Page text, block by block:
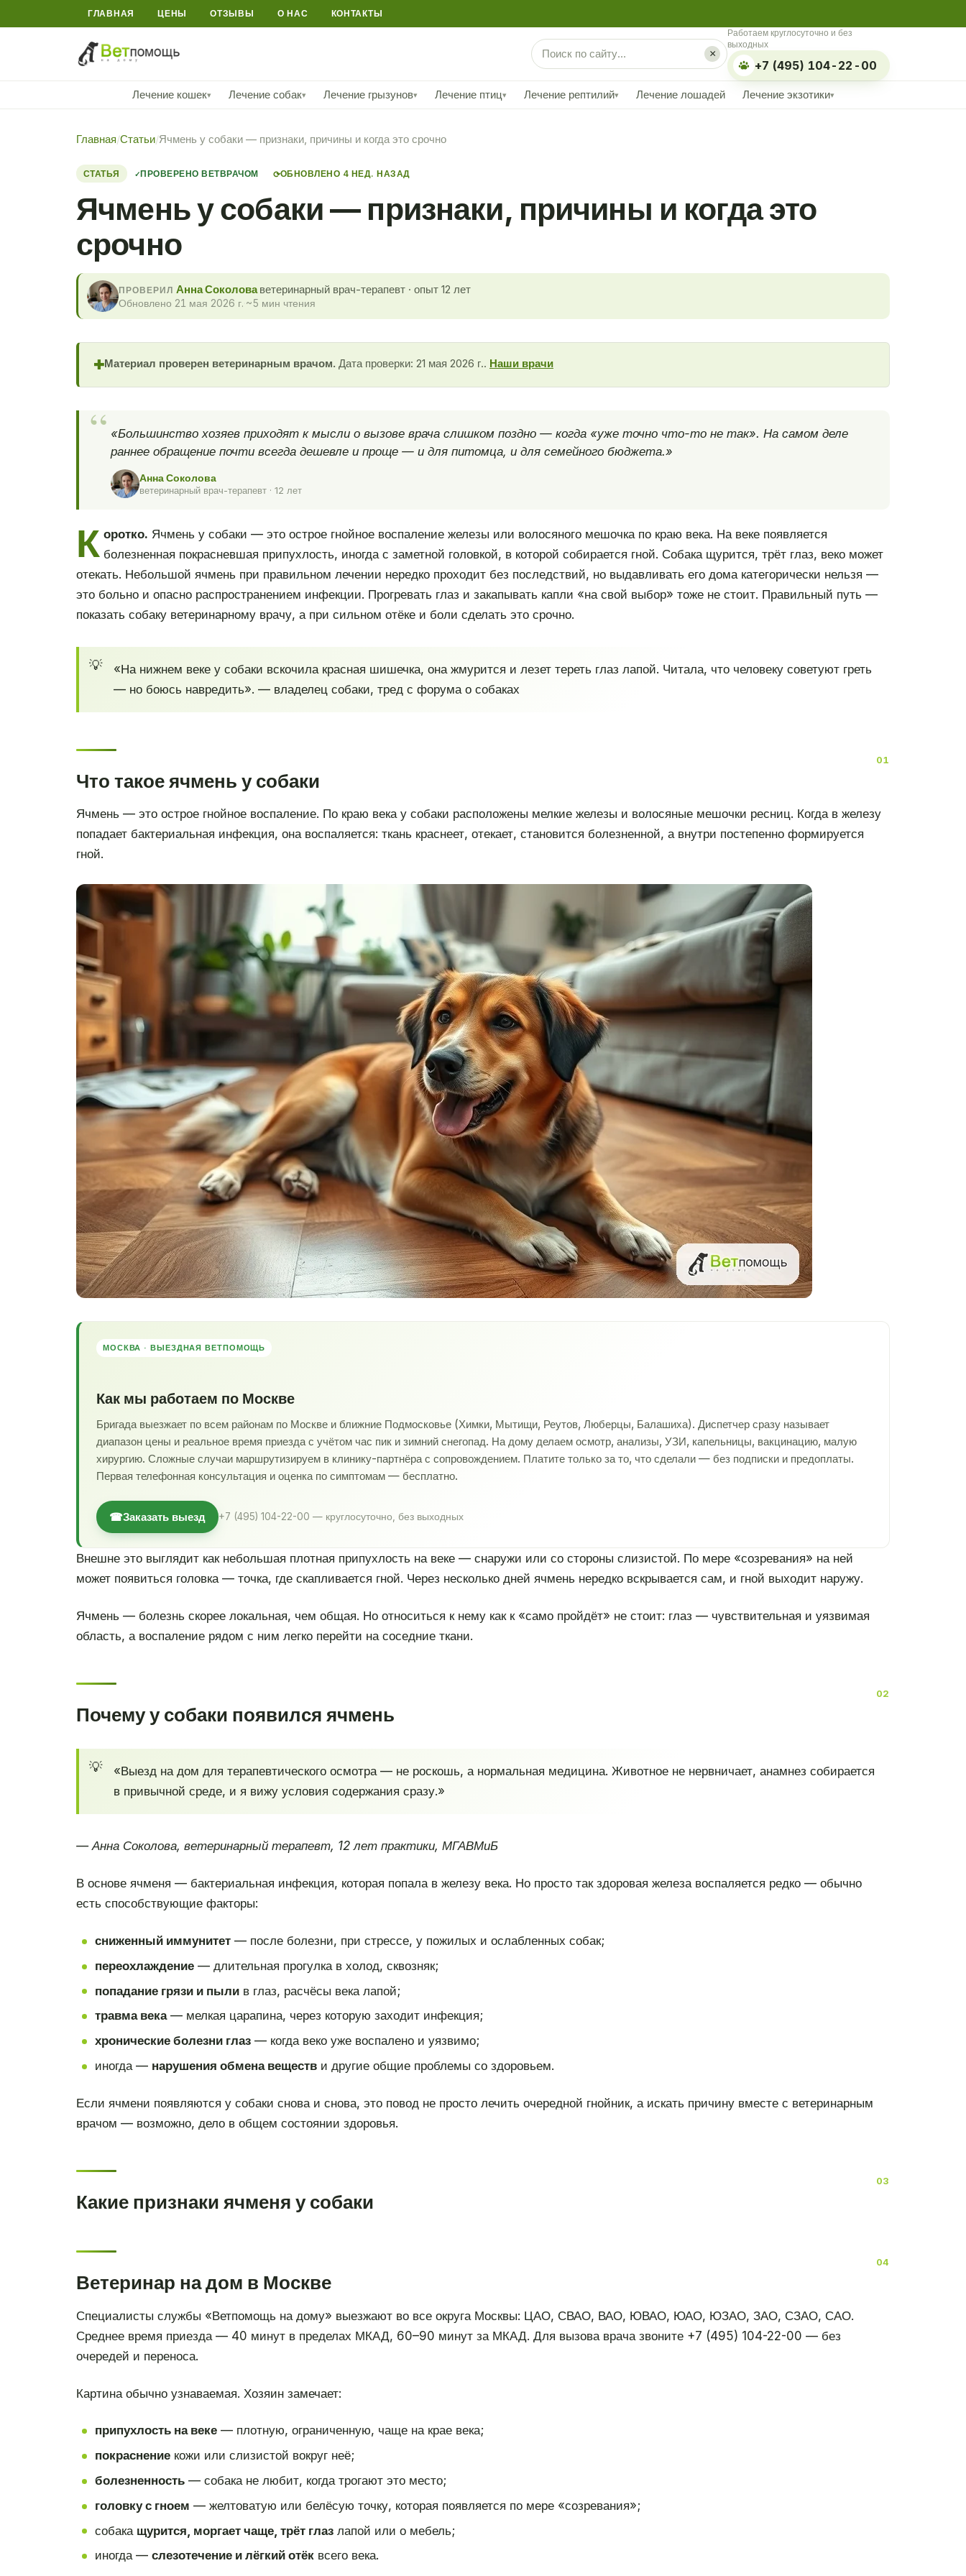
ГЛАВНАЯ ЦЕНЫ ОТЗЫВЫ О НАС КОНТАКТЫ
×
Работаем круглосуточно и без
выходных
+7 (495) 104-22-00
Лечение кошек▾ Лечение собак▾ Лечение грызунов▾ Лечение птиц▾ Лечение рептилий▾ Лечение лошадей Лечение экзотики▾
Главная/Статьи/Ячмень у собаки — признаки, причины и когда это срочно
СТАТЬЯ ПРОВЕРЕНО ВЕТВРАЧОМ ⟳ОБНОВЛЕНО 4 НЕД. НАЗАД
Ячмень у собаки — признаки, причины и когда это
срочно
ПРОВЕРИЛ Анна Соколоваветеринарный врач-терапевт · опыт 12 лет
Обновлено 21 мая 2026 г. ~5 мин чтения
✚Материал проверен ветеринарным врачом. Дата проверки: 21 мая 2026 г.. Наши врачи
«Большинство хозяев приходят к мысли о вызове врача слишком поздно — когда «уже точно что-то не так». На самом деле
раннее обращение почти всегда дешевле и проще — и для питомца, и для семейного бюджета.»
Анна Соколова
ветеринарный врач-терапевт · 12 лет
К оротко. Ячмень у собаки — это острое гнойное воспаление железы или волосяного мешочка по краю века. На веке появляется
болезненная покрасневшая припухлость, иногда с заметной головкой, в которой собирается гной. Собака щурится, трёт глаз, веко может
отекать. Небольшой ячмень при правильном лечении нередко проходит без последствий, но выдавливать его дома категорически нельзя —
это больно и опасно распространением инфекции. Прогревать глаз и закапывать капли «на свой выбор» тоже не стоит. Правильный путь —
показать собаку ветеринарному врачу, а при сильном отёке и боли сделать это срочно.
«На нижнем веке у собаки вскочила красная шишечка, она жмурится и лезет тереть глаз лапой. Читала, что человеку советуют греть
— но боюсь навредить». — владелец собаки, тред с форума о собаках
Что такое ячмень у собаки
Ячмень — это острое гнойное воспаление. По краю века у собаки расположены мелкие железы и волосяные мешочки ресниц. Когда в железу
попадает бактериальная инфекция, она воспаляется: ткань краснеет, отекает, становится болезненной, а внутри постепенно формируется
гной.
МОСКВА · ВЫЕЗДНАЯ ВЕТПОМОЩЬ
Как мы работаем по Москве
Бригада выезжает по всем районам по Москве и ближние Подмосковье (Химки, Мытищи, Реутов, Люберцы, Балашиха). Диспетчер сразу называет
диапазон цены и реальное время приезда с учётом час пик и зимний снегопад. На дому делаем осмотр, анализы, УЗИ, капельницы, вакцинацию, малую
хирургию. Сложные случаи маршрутизируем в клинику-партнёра с сопровождением. Платите только за то, что сделали — без подписки и предоплаты.
Первая телефонная консультация и оценка по симптомам — бесплатно.
☎Заказать выезд +7 (495) 104-22-00 — круглосуточно, без выходных
Внешне это выглядит как небольшая плотная припухлость на веке — снаружи или со стороны слизистой. По мере «созревания» на ней
может появиться головка — точка, где скапливается гной. Через несколько дней ячмень нередко вскрывается сам, и гной выходит наружу.
Ячмень — болезнь скорее локальная, чем общая. Но относиться к нему как к «само пройдёт» не стоит: глаз — чувствительная и уязвимая
область, а воспаление рядом с ним легко перейти на соседние ткани.
Почему у собаки появился ячмень
«Выезд на дом для терапевтического осмотра — не роскошь, а нормальная медицина. Животное не нервничает, анамнез собирается
в привычной среде, и я вижу условия содержания сразу.»
— Анна Соколова, ветеринарный терапевт, 12 лет практики, МГАВМиБ
В основе ячменя — бактериальная инфекция, которая попала в железу века. Но просто так здоровая железа воспаляется редко — обычно
есть способствующие факторы:
сниженный иммунитет— после болезни, при стрессе, у пожилых и ослабленных собак;
переохлаждение— длительная прогулка в холод, сквозняк;
попадание грязи и пылив глаз, расчёсы века лапой;
травма века— мелкая царапина, через которую заходит инфекция;
хронические болезни глаз— когда веко уже воспалено и уязвимо;
иногда — нарушения обмена веществи другие общие проблемы со здоровьем.
Если ячмени появляются у собаки снова и снова, это повод не просто лечить очередной гнойник, а искать причину вместе с ветеринарным
врачом — возможно, дело в общем состоянии здоровья.
Какие признаки ячменя у собаки
Ветеринар на дом в Москве
Специалисты службы «Ветпомощь на дому» выезжают во все округа Москвы: ЦАО, СВАО, ВАО, ЮВАО, ЮАО, ЮЗАО, ЗАО, СЗАО, САО.
Среднее время приезда — 40 минут в пределах МКАД, 60–90 минут за МКАД. Для вызова врача звоните +7 (495) 104-22-00 — без
очередей и переноса.
Картина обычно узнаваемая. Хозяин замечает:
припухлость на веке— плотную, ограниченную, чаще на крае века;
покраснениекожи или слизистой вокруг неё;
болезненность— собака не любит, когда трогают это место;
головку с гноем — желтоватую или белёсую точку, которая появляется по мере «созревания»;
собака щурится, моргает чаще, трёт глазлапой или о мебель;
иногда — слезотечение и лёгкий отёквсего века.